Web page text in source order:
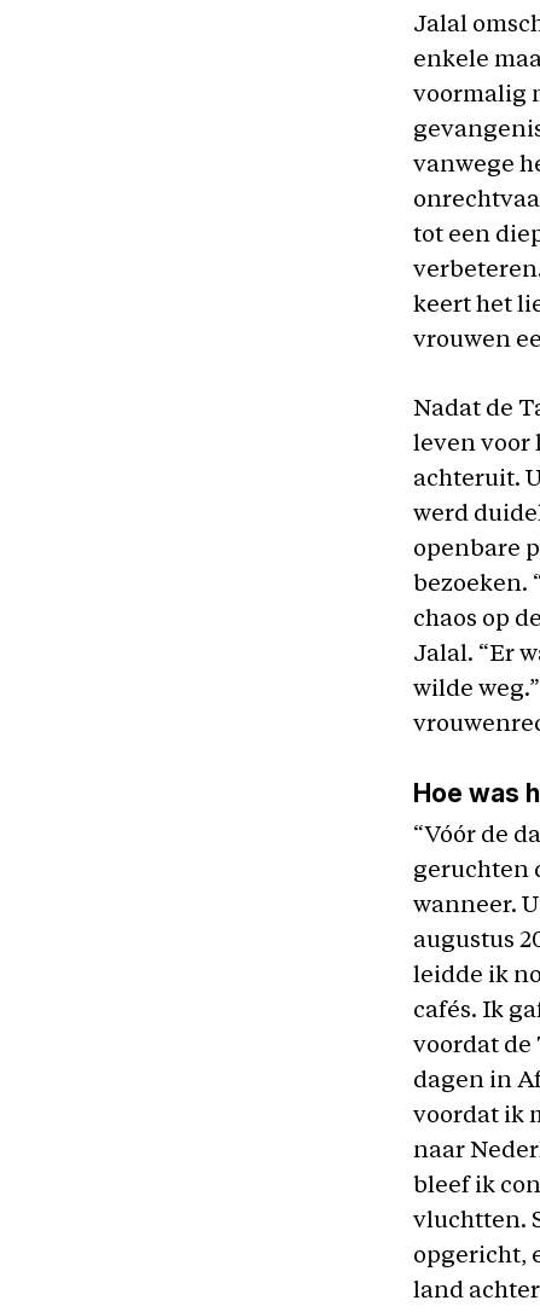
Jalal
enkele
voormalig
vanwege
tot een
keert het
vrouwen
Nadat de
leven voor
achteruit.
werd
openbare
bezoeken.
chaos op
Jalal. “Er
wilde
Hoe was
“Vóór de
geruchten
wanneer.
augustus
leidde ik
cafés. Ik
voordat de
dagen in
voordat ik
naar
bleef ik
vluchtten.
opgericht,
land